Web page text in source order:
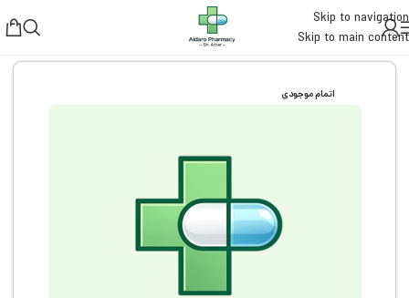
Skip to navigation
Skip to main content
خانه مادر و کودک لوازم مادر بعد از بارداری
اتمام موجودی